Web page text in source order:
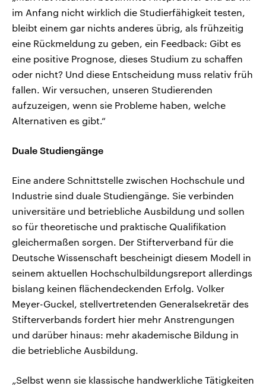
im Anfang nicht wirklich die Studierfähigkeit testen,
bleibt einem gar nichts anderes übrig, als frühzeitig
eine Rückmeldung zu geben, ein Feedback: Gibt es
eine positive Prognose, dieses Studium zu schaffen
oder nicht? Und diese Entscheidung muss relativ früh
fallen. Wir versuchen, unseren Studierenden
aufzuzeigen, wenn sie Probleme haben, welche
Alternativen es gibt.“
Duale Studiengänge
Eine andere Schnittstelle zwischen Hochschule und
Industrie sind duale Studiengänge. Sie verbinden
universitäre und betriebliche Ausbildung und sollen
so für theoretische und praktische Qualifikation
gleichermaßen sorgen. Der Stifterverband für die
Deutsche Wissenschaft bescheinigt diesem Modell in
seinem aktuellen Hochschulbildungsreport allerdings
bislang keinen flächendeckenden Erfolg. Volker
Meyer-Guckel, stellvertretenden Generalsekretär des
Stifterverbands fordert hier mehr Anstrengungen
und darüber hinaus: mehr akademische Bildung in
die betriebliche Ausbildung.
„Selbst wenn sie klassische handwerkliche Tätigkeiten